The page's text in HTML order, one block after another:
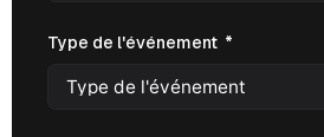
Type de l'événement